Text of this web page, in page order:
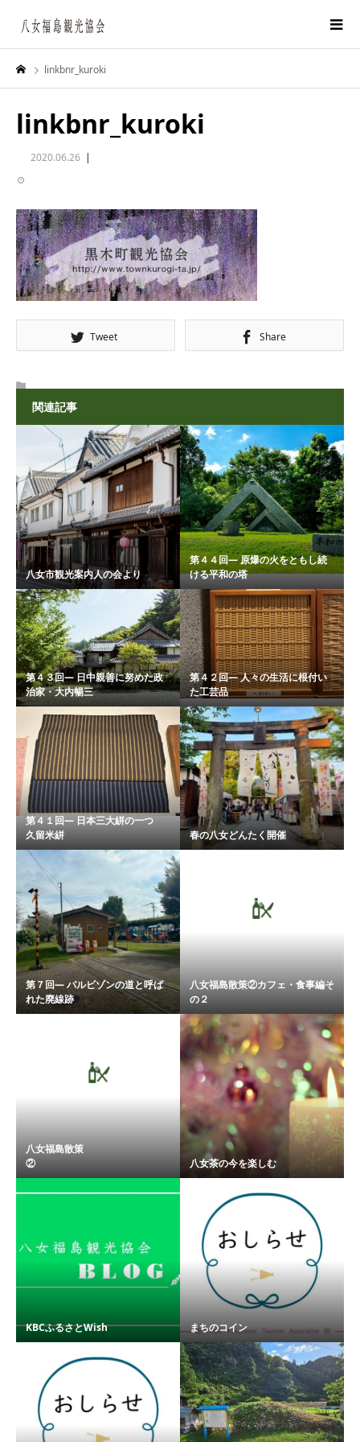
linkbnr_kuroki
linkbnr_kuroki
2020.06.26
Tweet Share
関連記事
八女市観光案内人の会より
第４４回― 原爆の火をともし続
ける平和の塔
第４３回― 日中親善に努めた政
治家・大内暢三
第４２回― 人々の生活に根付い
た工芸品
第４１回― 日本三大絣の一つ
久留米絣
春の八女どんたく開催
第７回― バルビゾンの道と呼ば
れた廃線跡
八女福島散策②カフェ・食事編そ
の２
八女福島散策
② ...八女茶の今を楽しむ
KBCふるさとWish まちのコイン